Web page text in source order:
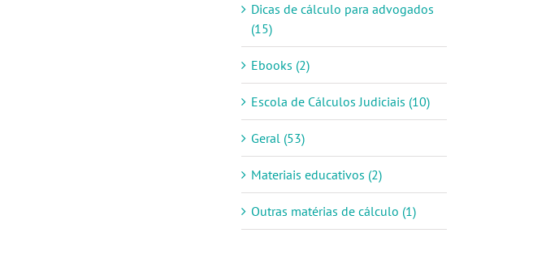
Dicas de cálculo para advogados
(15)
Ebooks (2)
Escola de Cálculos Judiciais (10)
Geral (53)
Materiais educativos (2)
Outras matérias de cálculo (1)